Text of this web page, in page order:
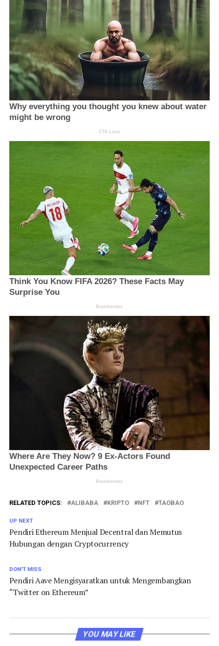
RELATED TOPICS: ALIBABA KRIPTO NFT TAOBAO
UP NEXT
Pendiri Ethereum Menjual Decentral dan Memutus
Hubungan dengan Cryptocurrency
DON'T MISS
Pendiri Aave Mengisyaratkan untuk Mengembangkan
“Twitter on Ethereum”
YOU MAY LIKE